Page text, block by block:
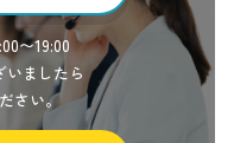
〜19:00
いましたら
さい。